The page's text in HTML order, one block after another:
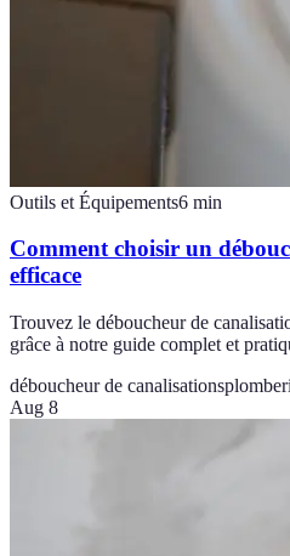
Outils et Équipements6 min
Comment choisir un
efficace
Trouvez le déboucheur de
grâce à notre guide complet et
déboucheur de canalisations
Aug 8